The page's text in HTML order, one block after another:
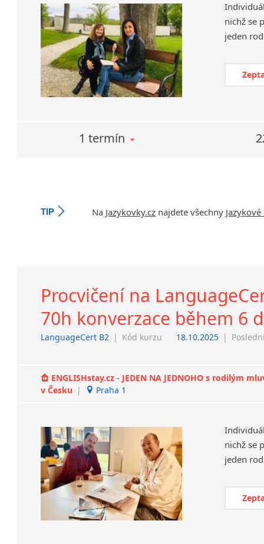
nichž se
1 termín
TIP Na Jazykovky.cz najdete všechny
Procvičení na
70h konverzace během 6
LanguageCert B2 | Kód kurzu 18.10.2025 |
ENGLISHstay.cz - JEDEN NA JEDNOHO s rodilým
v Česku | Praha 1
nichž se